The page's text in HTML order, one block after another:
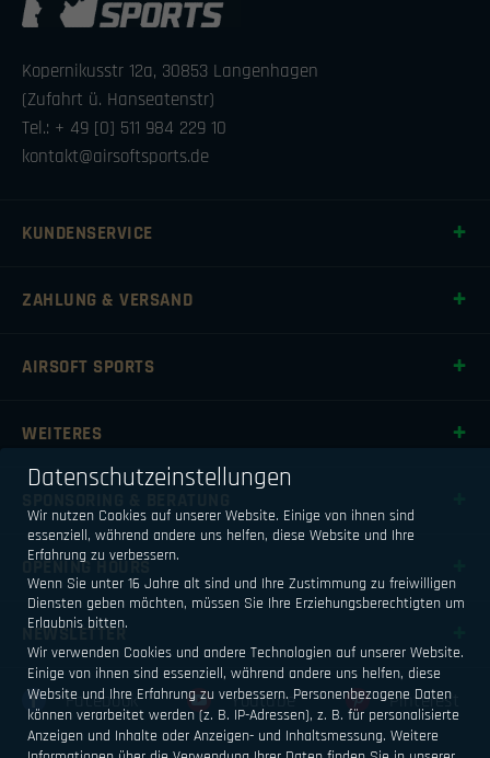
Kopernikusstr 12a, 30853 Langenhagen
(Zufahrt ü. Hanseatenstr)
Tel.: + 49 [0] 511 984 229 10
kontakt@airsoftsports.de
KUNDENSERVICE
ZAHLUNG & VERSAND
AIRSOFT SPORTS
WEITERES
OPENING HOURS
NEWSLETTER
Facebook Youtube Pinterest
Datenschutzeinstellungen
Wir nutzen Cookies auf unserer Website. Einige von ihnen sind
essenziell, während andere uns helfen, diese Website und Ihre
Erfahrung zu verbessern.
Wenn Sie unter 16 Jahre alt sind und Ihre Zustimmung zu freiwilligen
Diensten geben möchten, müssen Sie Ihre Erziehungsberechtigten um
Erlaubnis bitten.
Wir verwenden Cookies und andere Technologien auf unserer Website.
Einige von ihnen sind essenziell, während andere uns helfen, diese
Website und Ihre Erfahrung zu verbessern. Personenbezogene Daten
können verarbeitet werden (z. B. IP-Adressen), z. B. für personalisierte
Anzeigen und Inhalte oder Anzeigen- und Inhaltsmessung. Weitere